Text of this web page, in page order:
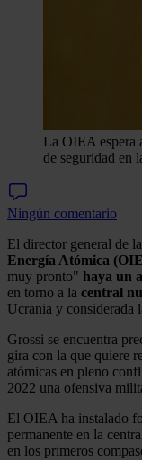
La OIEA espera
de seguridad en
Ningún comentario
El director general de la
Energía Atómica
muy pronto" haya un
en torno a la central
Ucrania y considerada
Grossi se encuentra
gira con la que quiere
atómicas en pleno
2022 una ofensiva
El OIEA ha instalado
permanente en la
en los primeros